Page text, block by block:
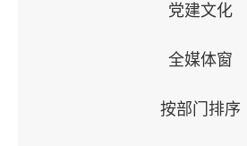
党建文化
全媒体窗
按部门排序